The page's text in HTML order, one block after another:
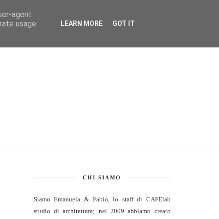
CONTATTI
CHI SIAMO
Siamo Emanuela & Fabio, lo staff di CAFElab
studio di architettura; nel 2009 abbiamo creato
agent
usage
LEARN MORE GOT IT